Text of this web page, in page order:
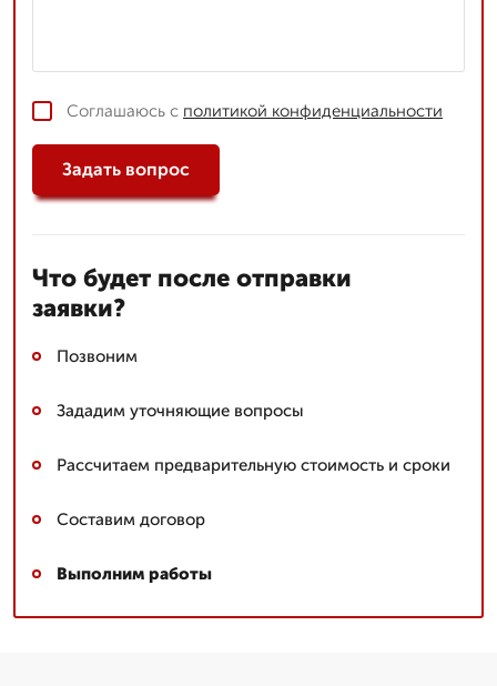
Соглашаюсь с политикой конфиденциальности
Задать вопрос
Что будет после отправки
заявки?
Позвоним
Зададим уточняющие вопросы
Рассчитаем предварительную стоимость и сроки
Составим договор
Выполним работы